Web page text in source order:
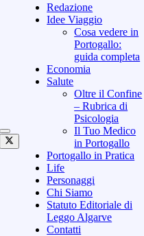
Redazione
Idee Viaggio
Cosa vedere in
Portogallo:
guida completa
Economia
Salute
Oltre il Confine
– Rubrica di
Psicologia
Il Tuo Medico
in Portogallo
Portogallo in Pratica
Life
Personaggi
Chi Siamo
Statuto Editoriale di
Leggo Algarve
Contatti